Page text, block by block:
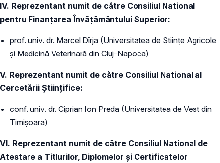
IV. Reprezentant numit de către Consiliul National
pentru Finanțarea Învățământului Superior:
prof. univ. dr. Marcel Dîrja (Universitatea de Științe Agricole
şi Medicină Veterinară din Cluj-Napoca)
V. Reprezentant numit de către Consiliul National al
Cercetării Științifice:
conf. univ. dr. Ciprian Ion Preda (Universitatea de Vest din
Timișoara)
VI. Reprezentant numit de către Consiliul National de
Atestare a Titlurilor, Diplomelor şi Certificatelor